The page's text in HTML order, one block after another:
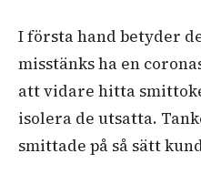
I första hand betyder
misstänks ha en
att vidare hitta
isolera de utsatta.
smittade på så sätt